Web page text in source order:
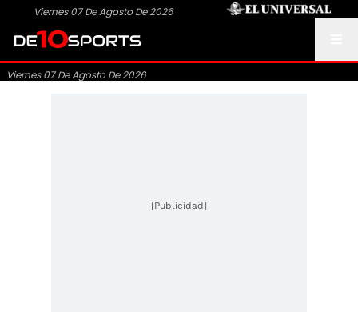
Viernes 07 De Agosto De 2026
Viernes 07 De Agosto De 2026
[Publicidad]